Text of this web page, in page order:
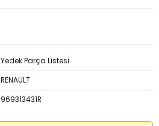
Yedek Parça Listesi
RENAULT
969313431R